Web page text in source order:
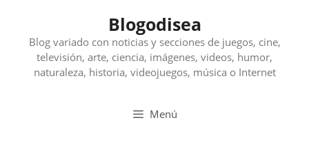
contenido
Blogodisea
Blog variado con noticias y secciones de juegos, cine,
televisión, arte, ciencia, imágenes, videos, humor,
naturaleza, historia, videojuegos, música o Internet
Menú